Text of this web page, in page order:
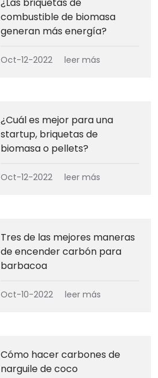
combustible de biomasa
generan más energía?
Oct-12-2022 leer más
¿Cuál es mejor para una
startup, briquetas de
biomasa o pellets?
Oct-12-2022 leer más
Tres de las mejores maneras
de encender carbón para
barbacoa
Oct-10-2022 leer más
Cómo hacer carbones de
narguile de coco